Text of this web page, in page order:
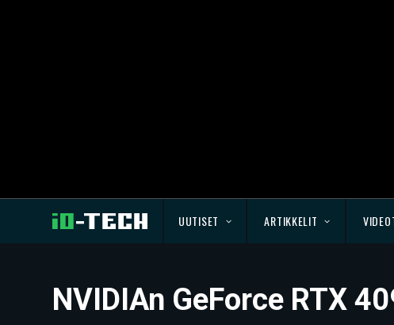
UUTISET ARTIKKELIT
NVIDIAn GeForce RTX